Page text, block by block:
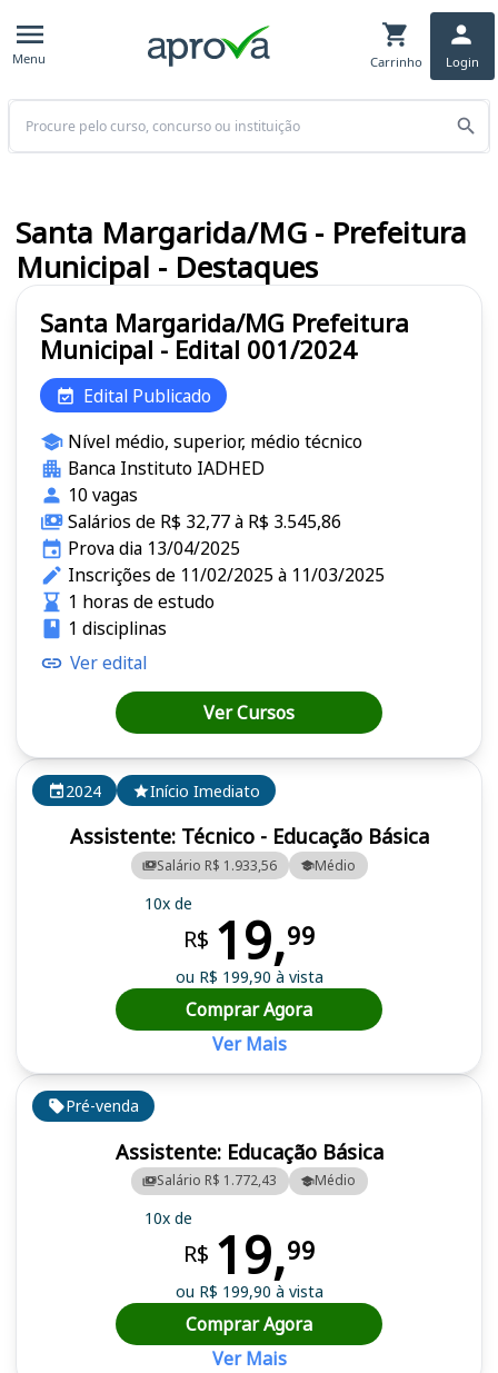
Menu Carrinho Login
Buscar
Pré-venda
Assistente: Educação Básica
Salário R$ 1.772,43 Médio
10x de
R$ 19,99
ou R$ 199,90 à vista
Comprar Agora
Ver Mais
2024 Início Imediato
Assistente: Técnico - Educação Básica
Salário R$ 1.933,56 Médio
10x de
R$ 19,99
ou R$ 199,90 à vista
Comprar Agora
Ver Mais
Santa Margarida/MG Prefeitura
Municipal - Edital 001/2024
Edital Publicado
Nível médio, superior, médio técnico
Banca Instituto IADHED
10 vagas
Salários de R$ 32,77 à R$ 3.545,86
Prova dia 13/04/2025
Inscrições de 11/02/2025 à 11/03/2025
1 horas de estudo
1 disciplinas
Ver edital
Ver Cursos
Santa Margarida/MG - Prefeitura
Municipal - Destaques